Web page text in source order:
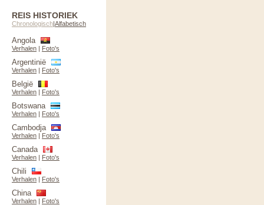
REIS HISTORIEK
Chronologisch|Alfabetisch
Angola
Verhalen | Foto's
Argentinië
Verhalen | Foto's
België
Verhalen | Foto's
Botswana
Verhalen | Foto's
Cambodja
Verhalen | Foto's
Canada
Verhalen | Foto's
Chili
Verhalen | Foto's
China
Verhalen | Foto's